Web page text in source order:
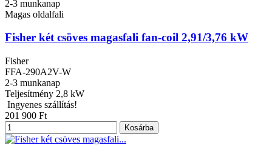
2-3 munkanap
Magas oldalfali
Fisher két csöves magasfali fan-coil 2,91/3,76 kW
Fisher
FFA-290A2V-W
2-3 munkanap
Teljesítmény 2,8 kW
Ingyenes szállítás!
201 900 Ft
Kosárba